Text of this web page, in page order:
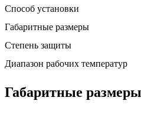
Способ установки
Габаритные размеры
Степень защиты
Диапазон рабочих температур
Габаритные